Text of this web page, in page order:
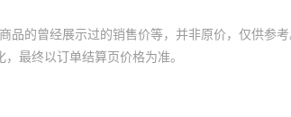
的曾经展示过的销售价等，并非原价，仅供参考
最终以订单结算页价格为准。